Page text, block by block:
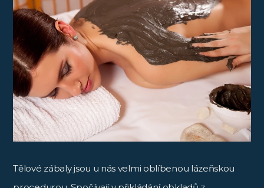
Tělové zábaly jsou u nás velmi oblíbenou lázeňskou